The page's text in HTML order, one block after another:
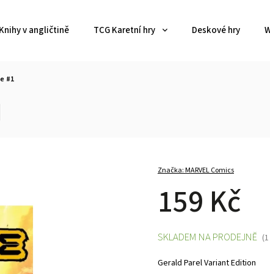
Knihy v angličtině TCG Karetní hry Deskové hry
#1
Značka:MARVEL Comics
159 Kč
Gerald Parel Variant Edition
SKLADEM NA PRODEJNĚ